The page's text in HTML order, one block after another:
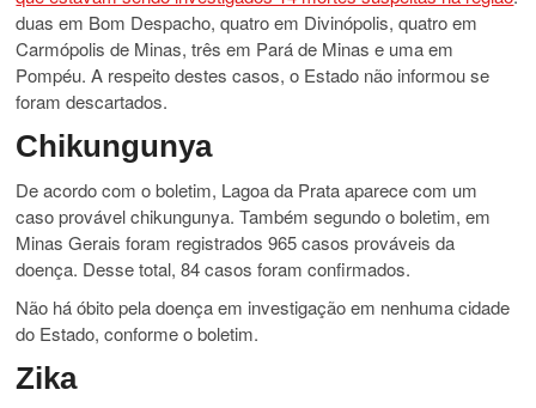
duas em Bom Despacho, quatro em Divinópolis, quatro em
Carmópolis de Minas, três em Pará de Minas e uma em
Pompéu. A respeito destes casos, o Estado não informou se
foram descartados.
Chikungunya
De acordo com o boletim, Lagoa da Prata aparece com um
caso provável chikungunya. Também segundo o boletim, em
Minas Gerais foram registrados 965 casos prováveis da
doença. Desse total, 84 casos foram confirmados.
Não há óbito pela doença em investigação em nenhuma cidade
do Estado, conforme o boletim.
Zika